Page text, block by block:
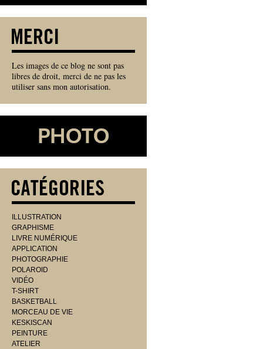
Les images de ce blog ne sont pas
libres de droit, merci de ne pas les
utiliser sans mon autorisation.
ILLUSTRATION
GRAPHISME
LIVRE NUMÉRIQUE
APPLICATION
PHOTOGRAPHIE
POLAROID
VIDÉO
T-SHIRT
BASKETBALL
MORCEAU DE VIE
KESKISCAN
PEINTURE
ATELIER